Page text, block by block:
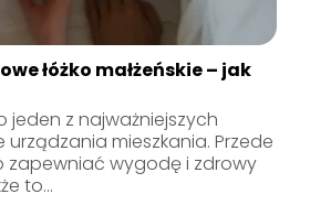
łóżko małżeńskie – jak
jeden z najważniejszych
mieszkania. Przede
zapewniać wygodę i zdrowy
to...